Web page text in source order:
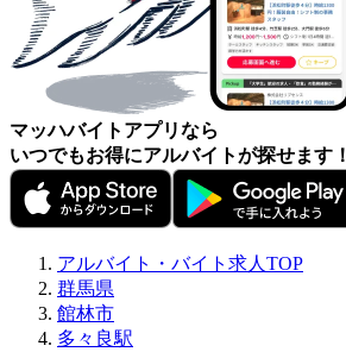
マッハバイトアプリなら
いつでもお得にアルバイトが探せます！
アルバイト・バイト求人TOP
群馬県
館林市
多々良駅